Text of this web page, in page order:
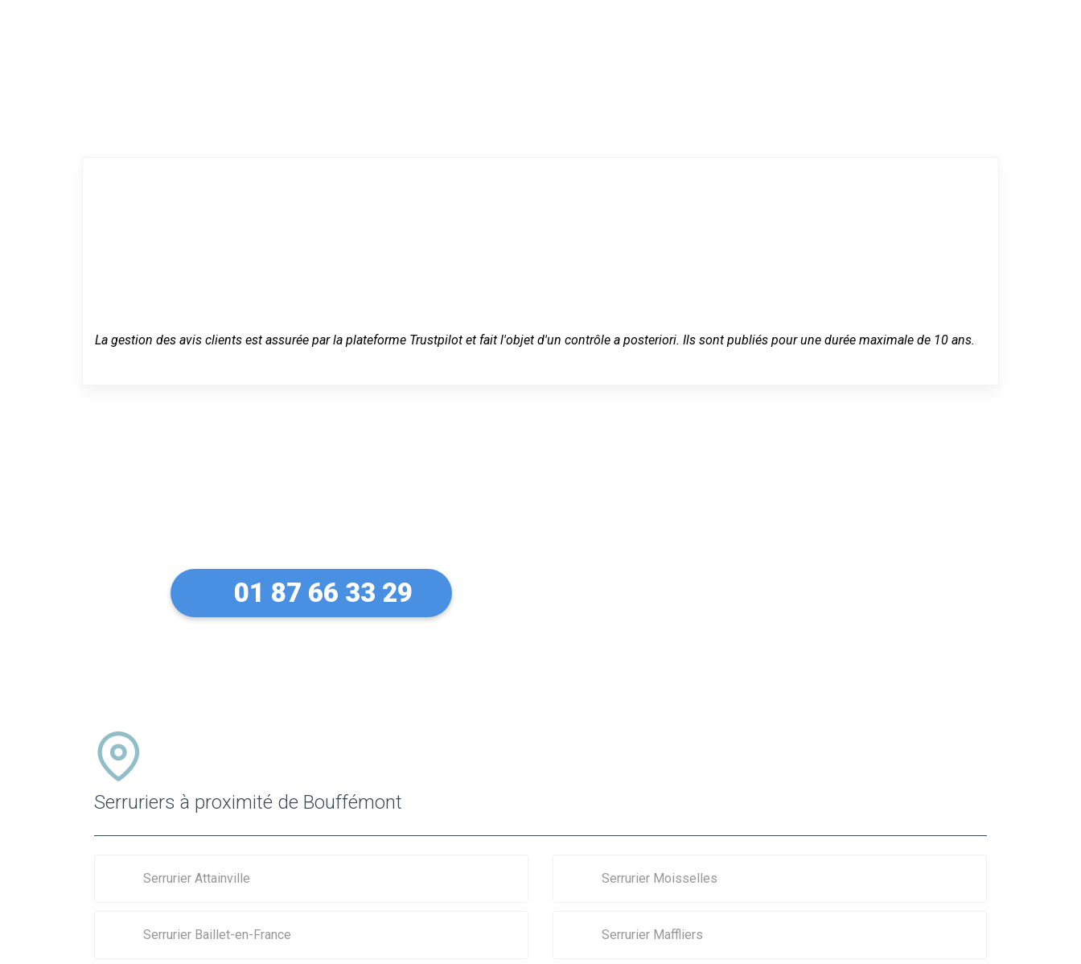
La gestion des avis clients est assurée par la plateforme Trustpilot et fait l'objet d'un contrôle a posteriori. Ils sont publiés pour une durée maximale de 10 ans.
01 87 66 33 29
Serruriers à proximité de Bouffémont
Serrurier Attainville Serrurier Moisselles
Serrurier Baillet-en-France Serrurier Maffliers